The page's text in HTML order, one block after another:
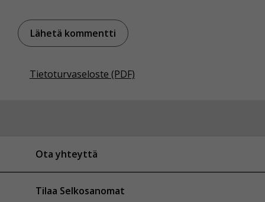
Tietoturvaseloste (PDF)
Ota yhteyttä
Tilaa Selkosanomat